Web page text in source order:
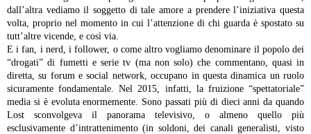
dall’altra vediamo il soggetto di tale amore a prendere l’iniziativa questa
volta, proprio nel momento in cui l’attenzione di chi guarda è spostato su
tutt’altre vicende, e così via.
E i fan, i nerd, i follower, o come altro vogliamo denominare il popolo dei
“drogati” di fumetti e serie tv (ma non solo) che commentano, quasi in
diretta, su forum e social network, occupano in questa dinamica un ruolo
sicuramente fondamentale. Nel 2015, infatti, la fruizione “spettatoriale”
media si è evoluta enormemente. Sono passati più di dieci anni da quando
Lost sconvolgeva il panorama televisivo, o almeno quello più
esclusivamente d’intrattenimento (in soldoni, dei canali generalisti, visto